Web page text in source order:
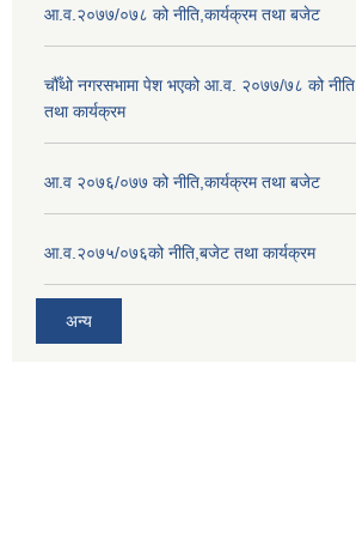
आ.व.२०७७/०७८ को नीति,कार्यक्रम तथा बजेट
चौँथो नगरसभामा पेश भएको आ.व. २०७७/७८ को नीति
तथा कार्यक्रम
आ.व २०७६/०७७ को नीति,कार्यक्रम तथा बजेट
आ.व.२०७५/०७६को नीति,बजेट तथा कार्यक्रम
अन्य